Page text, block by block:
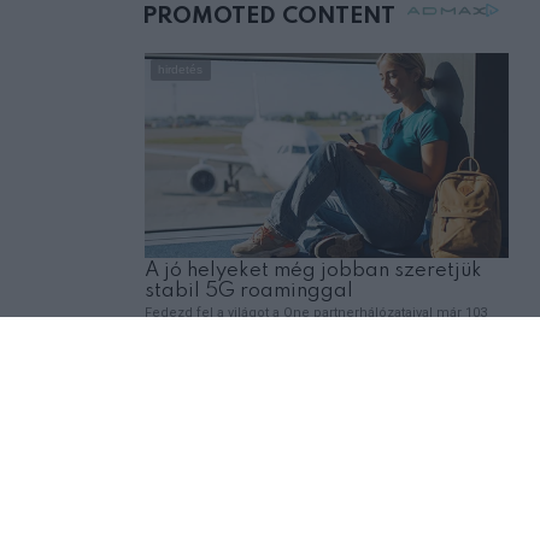
EMBEREK, VICCEK
A férj felhívja a feleségét
mellettem ült az első